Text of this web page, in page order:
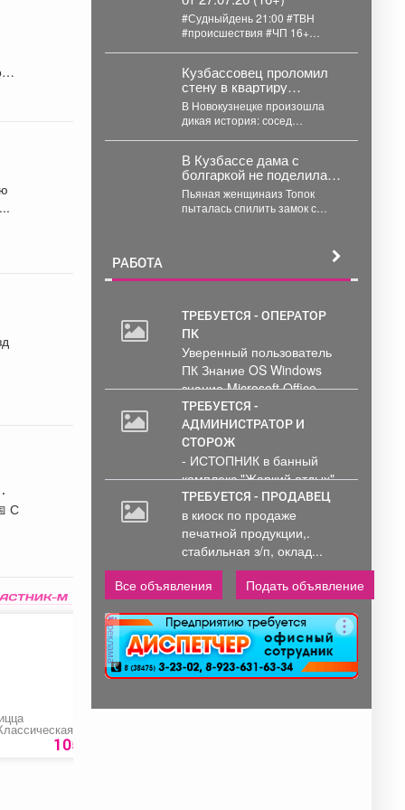
с
и сыром
105 руб.
#Судныйдень 21:00 #ТВН
#происшествия #ЧП 16+
Кузбассовец проломил
стену в квартиру
соседки, чтобы сжечь её
из огнемёта
В Новокузнецке произошла
дикая история: сосед
разломал смежную...
В Кузбассе дама с
болгаркой не поделила
гараж с покойным мужем
Пьяная женщинаиз Топок
пыталась спилить замок с
РАБОТА
ТРЕБУЕТСЯ - ОПЕРАТОР
ПК
Уверенный пользователь
ПК Знание OS Windows
знание Microsoft Office .
Обработка и...
ТРЕБУЕТСЯ -
АДМИНИСТРАТОР И
СТОРОЖ
- ИСТОПНИК в банный
комплекс "Жаркий отдых"
Администрирование и
тех....
ТРЕБУЕТСЯ - ПРОДАВЕЦ
в киоск по продаже
печатной продукции,.
стабильная з/п, оклад...
Все объявления
Подать объявление
реклама